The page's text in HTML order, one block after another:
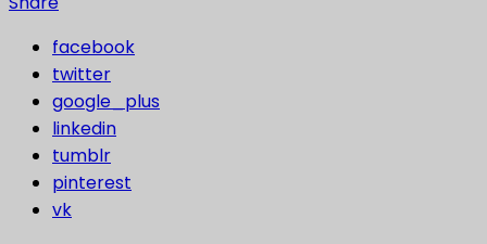
facebook
twitter
google_plus
linkedin
tumblr
pinterest
vk